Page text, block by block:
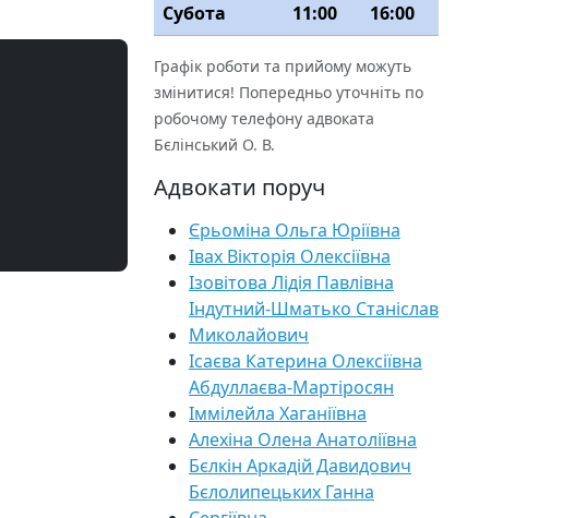
Субота
11:00 16:00
Графік роботи та прийому можуть
змінитися! Попередньо уточніть по
робочому телефону адвоката
Бєлінський О. В.
Адвокати поруч
Єрьоміна Ольга Юріївна
Івах Вікторія Олексіївна
Ізовітова Лідія Павлівна
Індутний-Шматько Станіслав
Миколайович
Ісаєва Катерина Олексіївна
Абдуллаєва-Мартіросян
Іммілейла Хаганіївна
Алехіна Олена Анатоліївна
Бєлкін Аркадій Давидович
Бєлолипецьких Ганна